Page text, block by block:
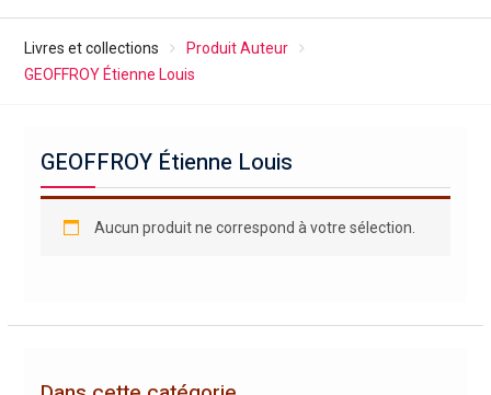
Livres et collections
Produit Auteur
GEOFFROY Étienne Louis
GEOFFROY Étienne Louis
Aucun produit ne correspond à votre sélection.